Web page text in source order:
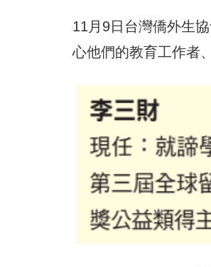
11月9日台灣僑外生
心他們的教育工作者